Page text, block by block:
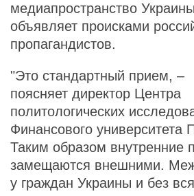
медиапространство
объявляет происками
пропагандистов.
"Это стандартный прием, –
поясняет директор Центра
политологических
Финансового университета
Таким образом внутренние
замещаются внешними.
у граждан Украины и без